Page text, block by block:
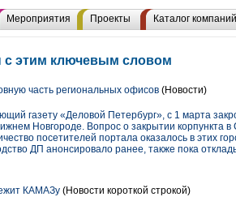
Мероприятия Проекты Каталог компаний
с этим ключевым словом
часть региональных офисов (Новости)
газету «Деловой Петербург», с 1 марта
Новгороде. Вопрос о закрытии корпункта
посетителей портала оказалось в этих
ДП анонсировало ранее, также пока
КАМАЗу (Новости короткой строкой)